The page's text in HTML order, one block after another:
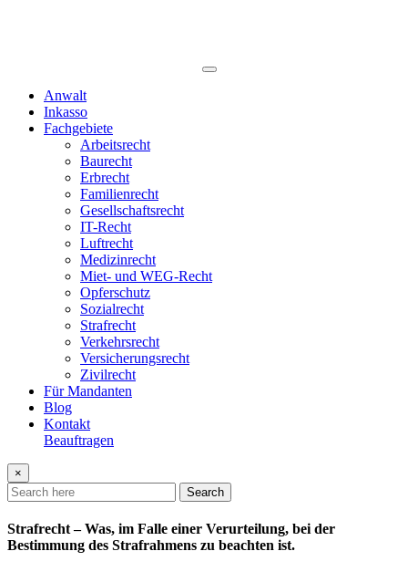
Anwalt
Inkasso
Fachgebiete
Arbeitsrecht
Baurecht
Erbrecht
Familienrecht
Gesellschaftsrecht
IT-Recht
Luftrecht
Medizinrecht
Miet- und WEG-Recht
Opferschutz
Sozialrecht
Strafrecht
Verkehrsrecht
Versicherungsrecht
Zivilrecht
Für Mandanten
Blog
Kontakt
Beauftragen
×
Search
Strafrecht – Was, im Falle einer Verurteilung, bei der
Bestimmung des Strafrahmens zu beachten ist.